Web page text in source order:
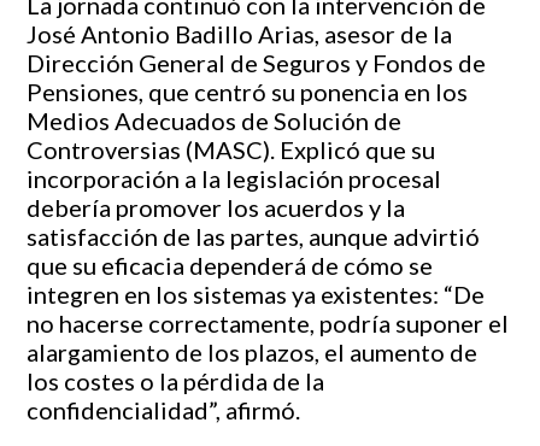
José Antonio Badillo Arias, asesor de la
Dirección General de Seguros y Fondos de
Pensiones, que centró su ponencia en los
Medios Adecuados de Solución de
Controversias (MASC). Explicó que su
incorporación a la legislación procesal
debería promover los acuerdos y la
satisfacción de las partes, aunque advirtió
que su eficacia dependerá de cómo se
integren en los sistemas ya existentes: “De
no hacerse correctamente, podría suponer el
alargamiento de los plazos, el aumento de
los costes o la pérdida de la
confidencialidad”, afirmó.